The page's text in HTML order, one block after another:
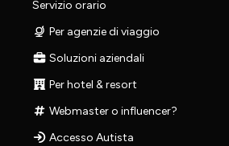
Servizio orario
Per agenzie di viaggio
Soluzioni aziendali
Per hotel & resort
Webmaster o influencer?
Accesso Autista